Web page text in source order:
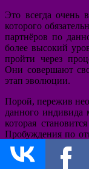
Это всегда очень
которого
партнёров по
более высокий
пройти через
Они совершают
этап эволюции.
Порой, пережив
данного индивида
которая
Пробуждения по
Это становится
линии.